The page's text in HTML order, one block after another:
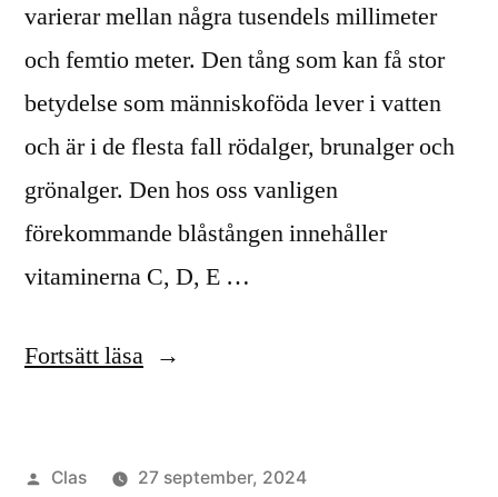
varierar mellan några tusendels millimeter
och femtio meter. Den tång som kan få stor
betydelse som människoföda lever i vatten
och är i de flesta fall rödalger, brunalger och
grönalger. Den hos oss vanligen
förekommande blåstången innehåller
vitaminerna C, D, E …
Fortsätt läsa”Tång
Publicerat
Clas
27 september, 2024